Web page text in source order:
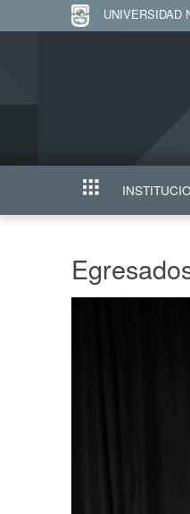
UNIVERSIDAD
INICIO